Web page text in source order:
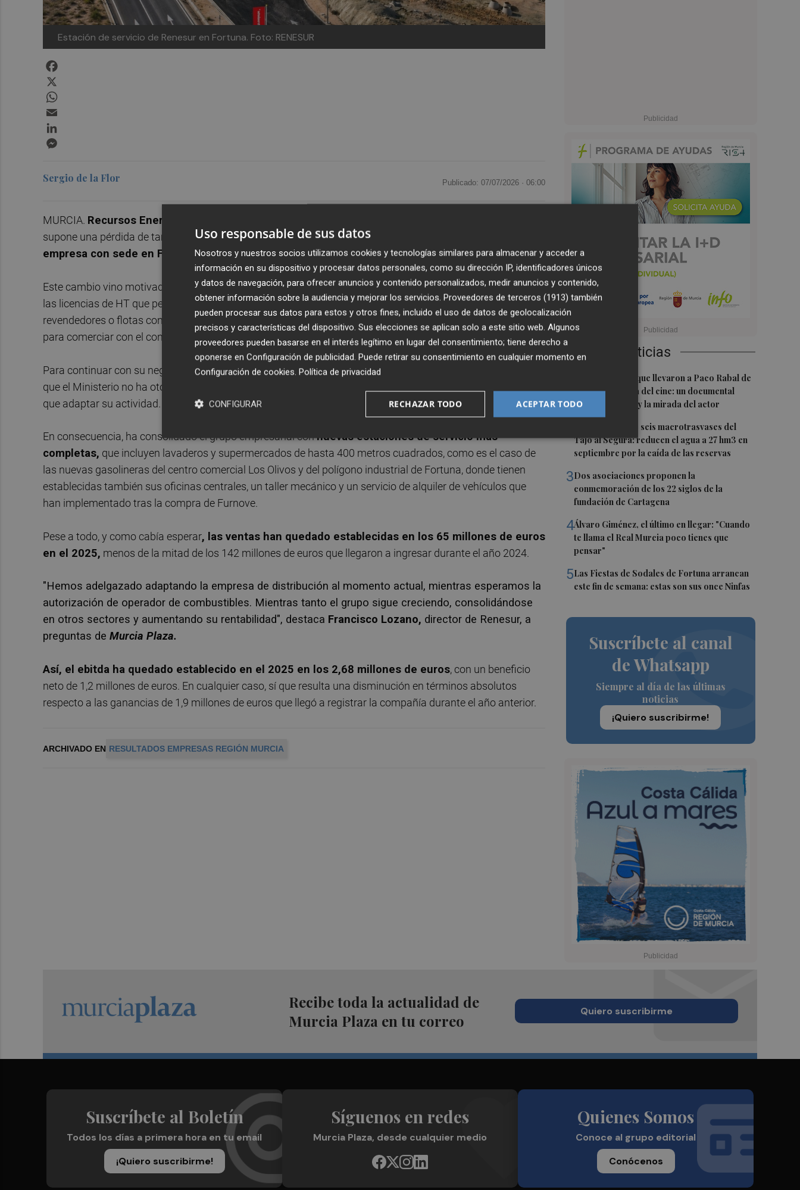
Estación de servicio de Renesur en Fortuna. Foto: RENESUR
Últimas Noticias
Las '200 vidas' que llevaron a Paco Rabal de
Águilas a la cima del cine: un documental
recupera la voz y la mirada del actor
Fin a la racha de seis macrotrasvases del
Tajo al Segura: reducen el agua a 27 hm3 en
septiembre por la caída de las reservas
3Dos asociaciones proponen la
conmemoración de los 22 siglos de la
fundación de Cartagena
4Álvaro Giménez, el último en llegar: "Cuando
te llama el Real Murcia poco tienes que
pensar"
5Las Fiestas de Sodales de Fortuna arrancan
este fin de semana: estas son sus once Ninfas
Suscríbete al canal
de Whatsapp
Siempre al día de las últimas
noticias
¡Quiero suscribirme!
Sergio de la Flor Publicado: 07/07/2026 · 06:00
MURCIA. Recursos Energéticos del Sureste (Renesur)
supone una pérdida de tamaño pero un impulso en rentabilidad. En consecuencia
empresa con sede en Fortuna ha quedado reducida hasta los 65 millones de euros.
Este cambio vino motivado por el cambio normativo en la ley de Hidrocarburos,pues cancelaron todas
las licencias de HT que permitían vender combustible a todo tipo de negocios, como otras gasolineras,
revendedores o flotas con autónomos, de forma que la compañía solo tiene permiso en estos momentos
para comerciar con el consumidor final a través de las estaciones de servicio.
Para continuar con su negocio, Renesur solicitó ya en 2023 una licencia de operador,
que el Ministerio no ha otorgado ninguna en los últimos dos años, por lo que de momento continúa teniendo
que adaptar su actividad.
En consecuencia, ha consolidado el grupo empresarial connuevas estaciones de servicio más
completas, que incluyen lavaderos y supermercados de hasta 400 metros cuadrados, como es el caso de
las nuevas gasolineras del centro comercial Los Olivos y del polígono industrial de Fortuna, donde tienen
establecidas también sus oficinas centrales, un taller mecánico y un servicio de alquiler de vehículos que
han implementado tras la compra de Furnove.
Pese a todo, y como cabía esperar, las ventas han quedado establecidas en los 65 millones de euros
en el 2025, menos de la mitad de los 142 millones de euros que llegaron a ingresar durante el año 2024.
"Hemos adelgazado adaptando la empresa de distribución al momento actual, mientras esperamos la
autorización de operador de combustibles. Mientras tanto el grupo sigue creciendo, consolidándose
en otros sectores y aumentando su rentabilidad", destaca Francisco Lozano, director de Renesur, a
preguntas de Murcia Plaza.
Así, el ebitda ha quedado establecido en el 2025 en los 2,68 millones de euros, con un beneficio
neto de 1,2 millones de euros. En cualquier caso, sí que resulta una disminución en términos absolutos
respecto a las ganancias de 1,9 millones de euros que llegó a registrar la compañía durante el año anterior.
ARCHIVADO EN RESULTADOS EMPRESAS REGIÓN MURCIA
Recibe toda la actualidad de
Murcia Plaza en tu correo
Quiero suscribirme
Suscríbete al Boletín
Todos los días a primera hora en tu email
¡Quiero suscribirme!
Síguenos en redes
Murcia Plaza, desde cualquier medio
Quienes Somos
Conoce al grupo editorial
Conócenos
Uso responsable de sus datos
Nosotros y nuestros socios utilizamos cookies y tecnologías similares para almacenar y acceder a
información en su dispositivo y procesar datos personales, como su dirección IP, identificadores únicos
y datos de navegación, para ofrecer anuncios y contenido personalizados, medir anuncios y contenido,
obtener información sobre la audiencia y mejorar los servicios. Proveedores de terceros (1913) también
pueden procesar sus datos para estos y otros fines, incluido el uso de datos de geolocalización
precisos y características del dispositivo. Sus elecciones se aplican solo a este sitio web. Algunos
proveedores pueden basarse en el interés legítimo en lugar del consentimiento; tiene derecho a
oponerse en Configuración de publicidad. Puede retirar su consentimiento en cualquier momento en
Configuración de cookies. Política de privacidad
ACEPTAR TODO
RECHAZAR TODO
CONFIGURAR